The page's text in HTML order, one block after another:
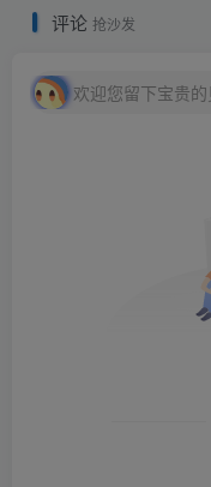
评论 抢沙发
欢迎您留下宝贵的